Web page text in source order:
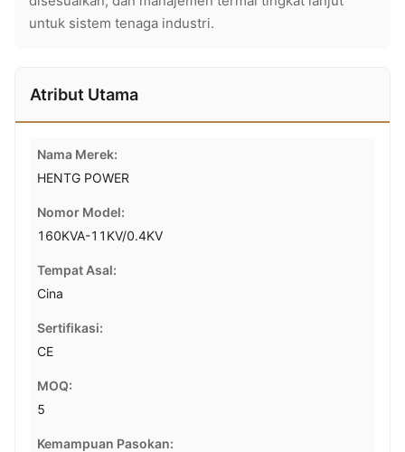
untuk sistem tenaga industri.
Atribut Utama
Nama Merek:
HENTG POWER
Nomor Model:
160KVA-11KV/0.4KV
Tempat Asal:
Cina
Sertifikasi:
CE
MOQ:
5
Kemampuan Pasokan: